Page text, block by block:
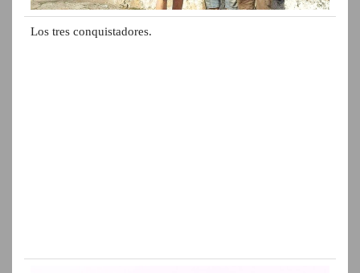
Los tres conquistadores.